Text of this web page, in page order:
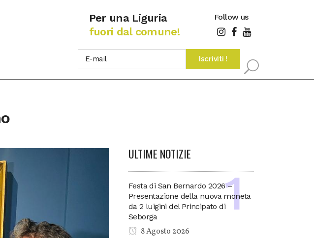
Per una Liguria
fuori dal comune!
Follow us
ULTIME NOTIZIE
Festa di San Bernardo 2026 –
Presentazione della nuova moneta
da 2 luigini del Principato di
Seborga
8 Agosto 2026